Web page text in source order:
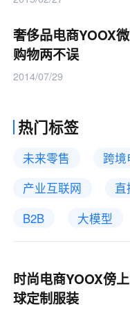
奢侈品电商YOOX
购物两不误
2014/07/29
热门标签
未来零售 跨境
产业互联网
直
B2B
大模型
时尚电商YOOX傍
球定制服装